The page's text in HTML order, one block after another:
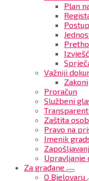
Plan
Važniji
Zakoni
Proračun
Službeni
Zaštita
Pravo na
Imenik
Upravljanje
Za građane
O Bjelovaru